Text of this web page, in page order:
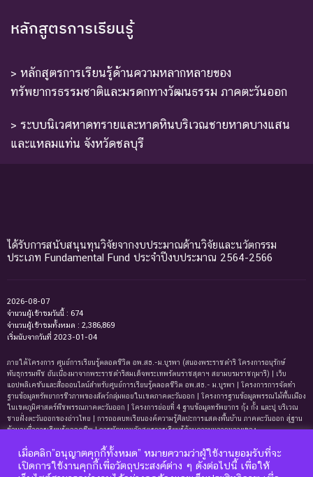
หลักสูตรการเรียนรู้
> หลักสูตรการเรียนรู้ด้านความหลากหลายของ
ทรัพยากรธรรมชาติและมรดกทางวัฒนธรรม ภาคตะวันออก
> ระบบนิเวศหาดทรายและหาดหินบริเวณชายหาดบางแสน
และแหลมแท่น จังหวัดชลบุรี
ได้รับการสนับสนุนทุนวิจัยจากงบประมาณด้านวิจัยและนวัตกรรม
ประเภท Fundamental Fund ประจำปีงบประมาณ 2564-2566
2026-08-07
จำนวนผู้เข้าชมวันนี้ : 674
จำนวนผู้เข้าชมทั้งหมด : 2,386,869
เริ่มนับจากวันที่ 2023-01-04
ภายใต้โครงการ ศูนย์การเรียนรู้ตลอดชีวิต อพ.สธ.-ม.บูรพา (สนองพระราชดำริ โครงการอนุรักษ์
พันธุกรรมพืช อันเนื่องมาจากพระราชดำริสมเด็จพระเทพรัตนราชสุดาฯ สยามบรมราชกุมารี) | เว็บ
แอปพลิเคชันและสื่อออนไลน์สำหรับศูนย์การเรียนรู้ตลอดชีวิต อพ.สธ.- ม.บูรพา | โครงการการจัดทํา
ฐานข้อมูลทรัพยากรชีวภาพของสัตว์กลุ่มหอยในเขตภาคตะวันออก | โครงการฐานข้อมูลพรรณไม้พื้นเมือง
ในเขตภูมิศาสตร์พืชพรรณภาคตะวันออก | โครงการย่อยที่ 4 ฐานข้อมูลทรัพยากร กุ้ง กั้ง และปู บริเวณ
ชายฝั่งตะวันออกของอ่าวไทย | การถอดบทเรียนองค์ความรู้ศิลปะการแสดงพื้นบ้าน ภาคตะวันออก สู่ฐาน
ข้อมูลเพื่อการเรียนรู้ตลอดชีพ | การพัฒนาหลักสูตรการเรียนรู้ด้านความหลากหลายของ
ประเทศไทย | ฐานข้อมูลเพรียงหินในเขตภาคตะวันออกของประเทศไทย | ฐานข้อมูลทรัพยากรหญ้าทะเล
บริเวณชายฝั่งตะวันออกของอ่าวไทย | ฐานข้อมูลทรัพยากรแพลงก์ตอนทะเลและสาหร่ายทะเลบริเวณ
ชายฝั่งทะเลตะวันออกของอ่าวไทย | ฐานข้อมูลแมงมุมอันดับฐาน Mygalomorphae ในเขตภาคตะวันออก
เมื่อคลิก”อนุญาตคุกกี้ทั้งหมด” หมายความว่าผู้ใช้งานยอมรับที่จะ
เปิดการใช้งานคุกกี้เพื่อวัตถุประสงค์ต่าง ๆ ดังต่อไปนี้ เพื่อให้